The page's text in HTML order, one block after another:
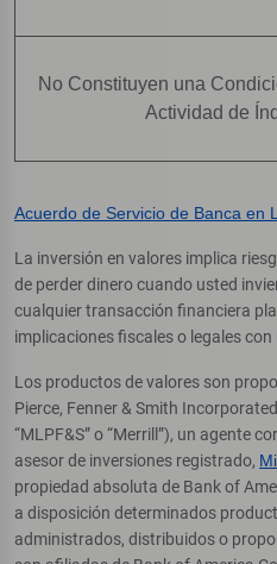
No Constituyen una
Actividad de
Acuerdo de Servicio de Banca en
La inversión en valores implica
de perder dinero cuando usted
cualquier transacción financiera
implicaciones fiscales o legales
Los productos de valores son
Pierce, Fenner & Smith
“MLPF&S” o “Merrill”), un agente
asesor de inversiones registrado,
propiedad absoluta de Bank of
a disposición determinados
administrados, distribuidos o